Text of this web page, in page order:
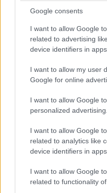
Google consents
I want to allow Google
related to advertising
device identifiers in apps.
I want to allow my user
Google for online
I want to allow Google
personalized advertising.
I want to allow Google
related to analytics like
device identifiers in apps.
I want to allow Google
related to functionality
ΕΛΛΑΔΑ
Φωτιά στη Βοιωτία:
κατηγορούμενοι